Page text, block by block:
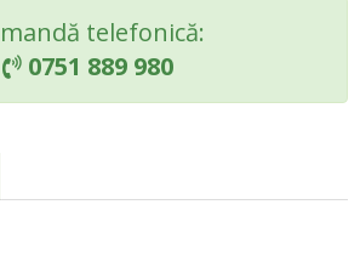
telefonică:
 0751 889 980